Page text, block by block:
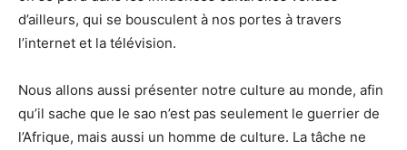
d’ailleurs, qui se bousculent à nos portes à travers
l’internet et la télévision.
Nous allons aussi présenter notre culture au monde, afin
qu’il sache que le sao n’est pas seulement le guerrier de
l’Afrique, mais aussi un homme de culture. La tâche ne